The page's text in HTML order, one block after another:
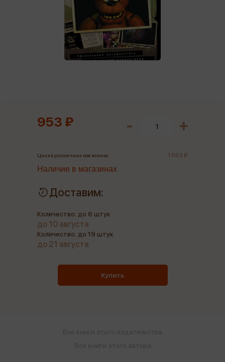
953 ₽
Цена в розничных магазинах: 1 003 ₽
Наличие в магазинах
Доставим:
Количество: до 6 штук
до 10 августа
Количество: до 19 штук
до 21 августа
Купить